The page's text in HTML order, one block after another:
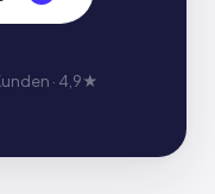
· 4,9★